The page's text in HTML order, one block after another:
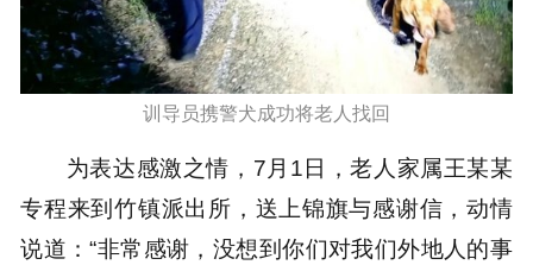
训导员携警犬成功将老人找回
为表达感激之情，7月1日，老人家属王某某
专程来到竹镇派出所，送上锦旗与感谢信，动情
说道：“非常感谢，没想到你们对我们外地人的事